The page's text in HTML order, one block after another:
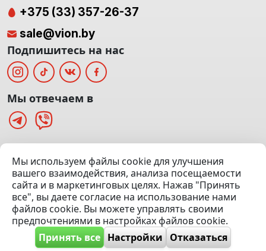
(Офис: 5 этаж | Осмотр авто: 5 этаж)
Посмотреть на карте
© 2020 — 2026 VION.BY — Продажа, выкуп и обмен | УНП
192961100 |Эвакуатор Минск
Мы используем файлы cookie для улучшения
вашего взаимодействия, анализа посещаемости
сайта и в маркетинговых целях. Нажав "Принять
все", вы даете согласие на использование нами
файлов cookie. Вы можете управлять своими
предпочтениями в настройках файлов cookie.
Принять все Настройки Отказаться
+375 (33) 357-26-37
sale@vion.by
Подпишитесь на нас
Мы отвечаем в